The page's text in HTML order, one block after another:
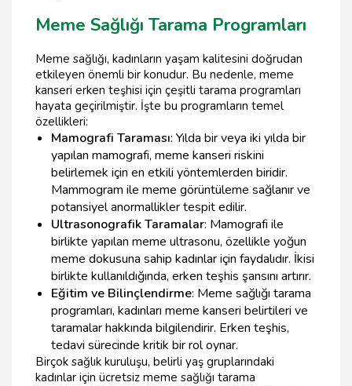
Meme Sağlığı Tarama Programları
Meme sağlığı, kadınların yaşam kalitesini doğrudan
etkileyen önemli bir konudur. Bu nedenle, meme
kanseri erken teşhisi için çeşitli tarama programları
hayata geçirilmiştir. İşte bu programların temel
özellikleri:
Mamografi Taraması: Yılda bir veya iki yılda bir
yapılan mamografi, meme kanseri riskini
belirlemek için en etkili yöntemlerden biridir.
Mammogram ile meme görüntüleme sağlanır ve
potansiyel anormallikler tespit edilir.
Ultrasonografik Taramalar: Mamografi ile
birlikte yapılan meme ultrasonu, özellikle yoğun
meme dokusuna sahip kadınlar için faydalıdır. İkisi
birlikte kullanıldığında, erken teşhis şansını artırır.
Eğitim ve Bilinçlendirme: Meme sağlığı tarama
programları, kadınları meme kanseri belirtileri ve
taramalar hakkında bilgilendirir. Erken teşhis,
tedavi sürecinde kritik bir rol oynar.
Birçok sağlık kuruluşu, belirli yaş gruplarındaki
kadınlar için ücretsiz meme sağlığı tarama